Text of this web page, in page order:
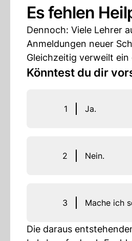
Es fehlen
Dennoch: Viele Lehrer
Anmeldungen neuer
Gleichzeitig verweilt
Könntest du dir
1 Ja.
2 Nein.
3 Mache ich
Die daraus